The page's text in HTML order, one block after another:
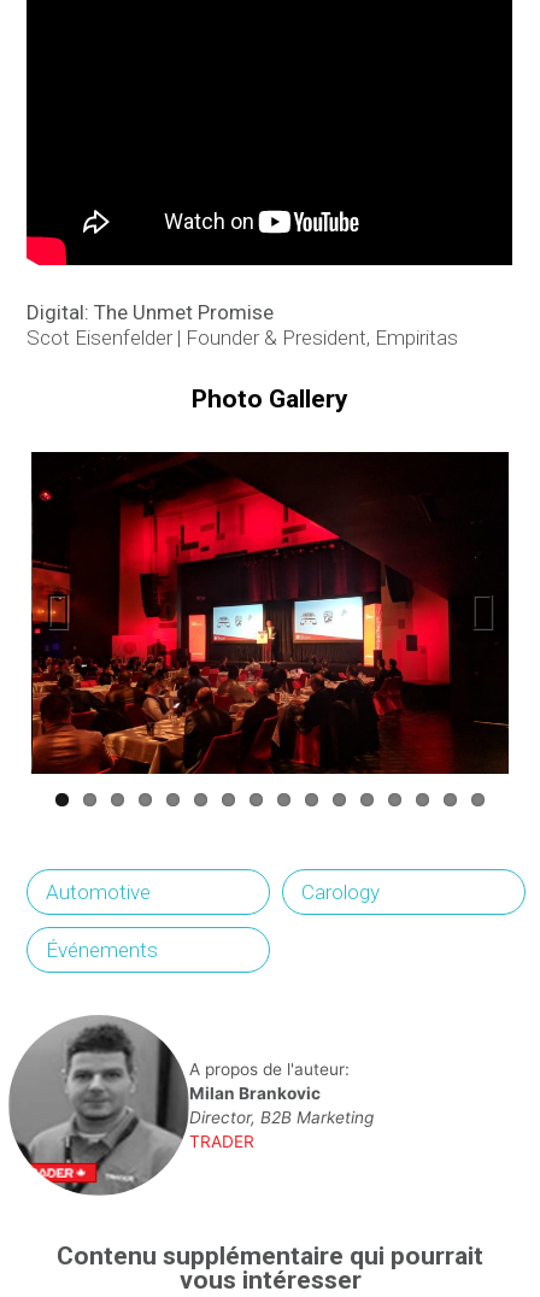
Digital: The Unmet Promise
Scot Eisenfelder | Founder & President, Empiritas
Photo Gallery
Previous
Automotive Carology
Événements
A propos de l'auteur:
Milan Brankovic
Director, B2B Marketing
TRADER
Contenu supplémentaire qui pourrait
vous intéresser